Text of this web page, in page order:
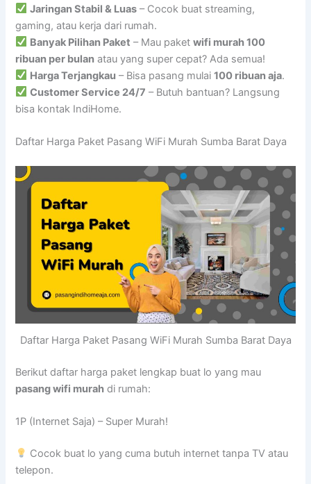
Jaringan Stabil & Luas – Cocok buat streaming,
gaming, atau kerja dari rumah.
Banyak Pilihan Paket – Mau paketwifi murah 100
ribuan per bulan atau yang super cepat? Ada semua!
Harga Terjangkau – Bisa pasang mulai100 ribuan aja.
Customer Service 24/7 – Butuh bantuan? Langsung
bisa kontak IndiHome.
Daftar Harga Paket Pasang WiFi Murah Sumba Barat Daya
Daftar Harga Paket Pasang WiFi Murah Sumba Barat Daya
Berikut daftar harga paket lengkap buat lo yang mau
pasang wifi murah di rumah:
1P (Internet Saja) – Super Murah!
Cocok buat lo yang cuma butuh internet tanpa TV atau
telepon.